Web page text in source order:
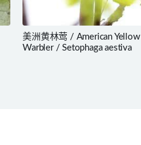
美洲黄林莺 / American Yellow
Warbler / Setophaga aestiva